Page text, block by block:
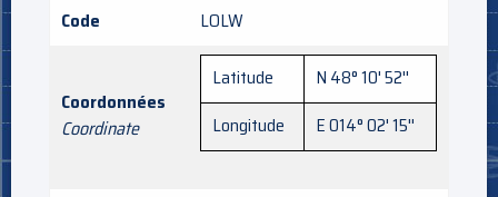
Code
LOLW
Coordonnées
Coordinate
Latitude
N 48° 10' 52''
Longitude
E 014° 02' 15''